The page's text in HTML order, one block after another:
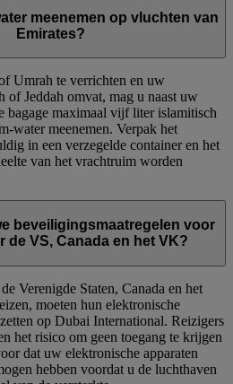
meenemen op vluchten van
Emirates?
Umrah te verrichten en uw
of Jeddah omvat, mag u naast uw
bagage maximaal vijf liter islamitisch
water meenemen. Verpak het
in een verzegelde container en het
van het vrachtruim worden
beveiligingsmaatregelen voor
de VS, Canada en het VK?
Verenigde Staten, Canada en het
moeten hun elektronische
op Dubai International. Reizigers
het risico om geen toegang te krijgen
dat uw elektronische apparaten
hebben voordat u de luchthaven